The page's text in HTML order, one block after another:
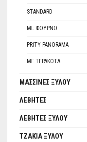
STANDARD
ΜΕ ΦΟΎΡΝΟ
PRITY PANORAMA
ΜΕ ΤΕΡΑΚΌΤΑ
ΜΑΣΣΊΝΕΣ ΞΎΛΟΥ
ΛΈΒΗΤΕΣ
ΛΈΒΗΤΕΣ ΞΎΛΟΥ
ΤΖΆΚΙΑ ΞΎΛΟΥ